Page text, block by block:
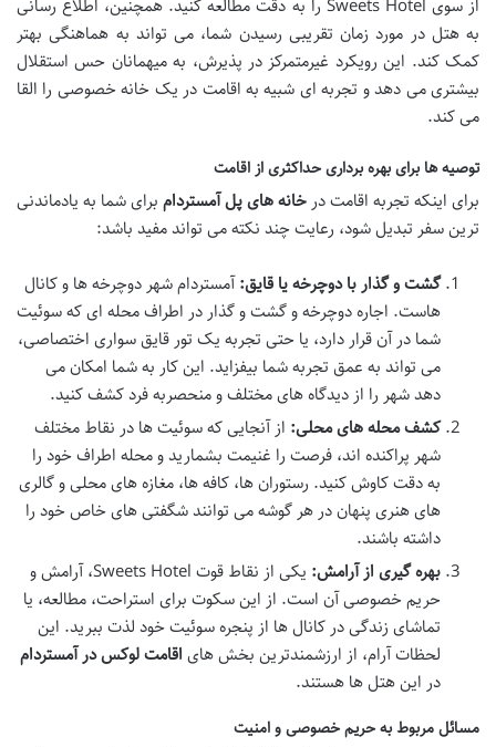
از سوی Sweets Hotel را به دقت مطالعه کنید. همچنین، اطلاع رسانی
به هتل در مورد زمان تقریبی رسیدن شما، می تواند به هماهنگی بهتر
کمک کند. این رویکرد غیرمتمرکز در پذیرش، به میهمانان حس استقلال
بیشتری می دهد و تجربه ای شبیه به اقامت در یک خانه خصوصی را القا
می کند.
توصیه ها برای بهره برداری حداکثری از اقامت
برای اینکه تجربه اقامت در خانه های پل آمستردام برای شما به یادماندنی
ترین سفر تبدیل شود، رعایت چند نکته می تواند مفید باشد:
گشت و گذار با دوچرخه یا قایق:آمستردام شهر دوچرخه ها و کانال
هاست. اجاره دوچرخه و گشت و گذار در اطراف محله ای که سوئیت
شما در آن قرار دارد، یا حتی تجربه یک تور قایق سواری اختصاصی،
می تواند به عمق تجربه شما بیفزاید. این کار به شما امکان می
دهد شهر را از دیدگاه های مختلف و منحصربه فرد کشف کنید.
کشف محله های محلی: از آنجایی که سوئیت ها در نقاط مختلف
شهر پراکنده اند، فرصت را غنیمت بشمارید و محله اطراف خود را
به دقت کاوش کنید. رستوران ها، کافه ها، مغازه های محلی و گالری
های هنری پنهان در هر گوشه می توانند شگفتی های خاص خود را
داشته باشند.
بهره گیری از آرامش:
یکی از نقاط قوت Sweets Hotel، آرامش و
حریم خصوصی آن است. از این سکوت برای استراحت، مطالعه، یا
تماشای زندگی در کانال ها از پنجره سوئیت خود لذت ببرید. این
لحظات آرام، از ارزشمندترین بخش های اقامت لوکس در آمستردام
در این هتل ها هستند.
مسائل مربوط به حریم خصوصی و امنیت